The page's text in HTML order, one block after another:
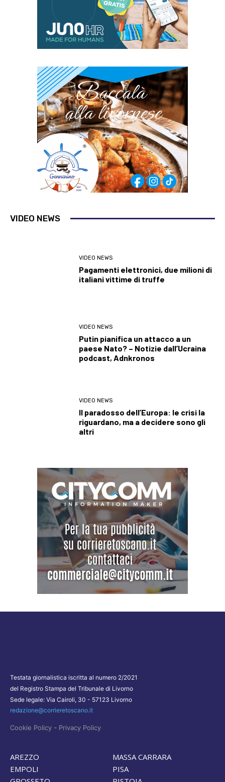
VIDEO NEWS
VIDEO NEWS
Pagamenti elettronici, due milioni di
italiani vittime di truffe
VIDEO NEWS
Putin pianifica un attacco a un
paese Nato? – Notizie dall’Ucraina
podcast, Adnkronos
VIDEO NEWS
Il paradosso dell’Europa: le crisi la
riguardano, ma a decidere sono gli
altri
Testata giornalistica iscritta al numero 2/2021
del Registro Stampa del Tribunale di Livorno
Sede legale: Via Cairoli, 30 - 57123 Livorno
redazione@corrieretoscano.it
Cookie Policy - Privacy Policy
AREZZO
EMPOLI
MASSA CARRARA
PISA